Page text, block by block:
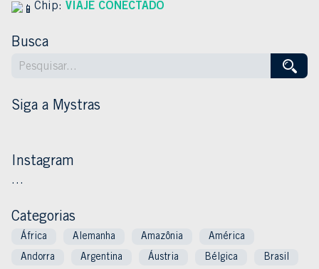
Chip: VIAJE CONECTADO
Busca
Siga a Mystras
Instagram
…
Categorias
África Alemanha Amazônia América
Andorra Argentina Áustria Bélgica Brasil